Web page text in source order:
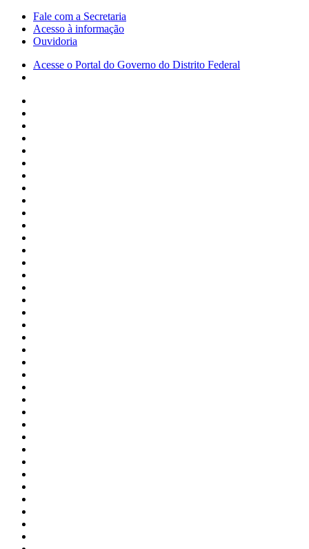
Fale com a Secretaria
Acesso à informação
Ouvidoria
Acesse o Portal do Governo do Distrito Federal